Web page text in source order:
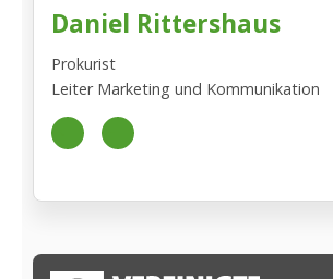
Daniel Rittershaus
Prokurist
Leiter Marketing und Kommunikation
+49
7968-
d.rittershaus@vereinigte-